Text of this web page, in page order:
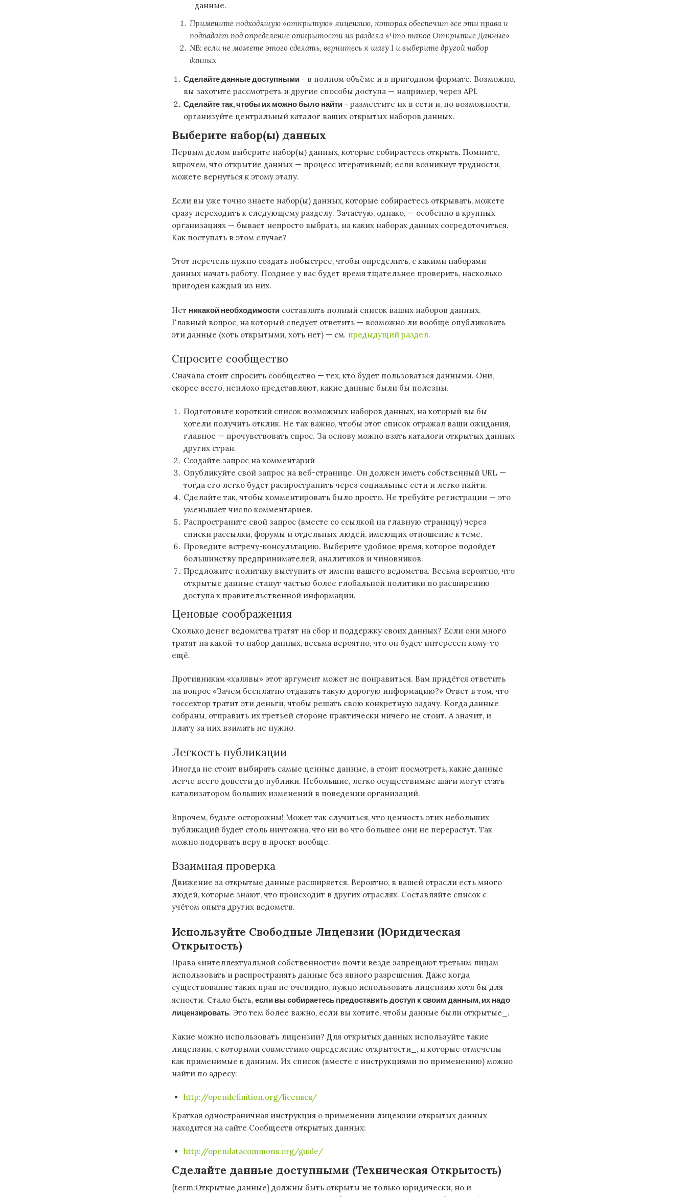
данные.
Примените подходящую «открытую» лицензию, которая обеспечит все эти права и
подпадает под определение открытости из раздела «Что такое Открытые Данные»
NB: если не можете этого сделать, вернитесь к шагу 1 и выберите другой набор
данных
Сделайте данные доступными- в полном объёме и в пригодном формате. Возможно,
вы захотите рассмотреть и другие способы доступа — например, через API.
Сделайте так, чтобы их можно было найти- разместите их в сети и, по возможности,
организуйте центральный каталог ваших открытых наборов данных.
Выберите набор(ы) данных
Первым делом выберите набор(ы) данных, которые собираетесь открыть. Помните,
впрочем, что открытие данных — процесс итеративный; если возникнут трудности,
можете вернуться к этому этапу.
Если вы уже точно знаете набор(ы) данных, которые собираетесь открывать, можете
сразу переходить к следующему разделу. Зачастую, однако, — особенно в крупных
организациях — бывает непросто выбрать, на каких наборах данных сосредоточиться.
Как поступать в этом случае?
Этот перечень нужно создать побыстрее, чтобы определить, с какими наборами
данных начать работу. Позднее у вас будет время тщательнее проверить, насколько
пригоден каждый из них.
Нет никакой необходимости составлять полный список ваших наборов данных.
Главный вопрос, на который следует ответить — возможно ли вообще опубликовать
эти данные (хоть открытыми, хоть нет) — см. предыдущий раздел.
Спросите сообщество
Сначала стоит спросить сообщество — тех, кто будет пользоваться данными. Они,
скорее всего, неплохо представляют, какие данные были бы полезны.
Подготовьте короткий список возможных наборов данных, на который вы бы
хотели получить отклик. Не так важно, чтобы этот список отражал ваши ожидания,
главное — прочувствовать спрос. За основу можно взять каталоги открытых данных
других стран.
Создайте запрос на комментарий
Опубликуйте свой запрос на веб-странице. Он должен иметь собственный URL —
тогда его легко будет распространить через социальные сети и легко найти.
Сделайте так, чтобы комментировать было просто. Не требуйте регистрации — это
уменьшает число комментариев.
Распространите свой запрос (вместе со ссылкой на главную страницу) через
списки рассылки, форумы и отдельных людей, имеющих отношение к теме.
Проведите встречу-консультацию. Выберите удобное время, которое подойдет
большинству предпринимателей, аналитиков и чиновников.
Предложите политику выступить от имени вашего ведомства. Весьма вероятно, что
открытые данные станут частью более глобальной политики по расширению
доступа к правительственной информации.
Ценовые соображения
Сколько денег ведомства тратят на сбор и поддержку своих данных? Если они много
тратят на какой-то набор данных, весьма вероятно, что он будет интересен кому-то
ещё.
Противникам «халявы» этот аргумент может не понравиться. Вам придётся ответить
на вопрос «Зачем бесплатно отдавать такую дорогую информацию?» Ответ в том, что
госсектор тратит эти деньги, чтобы решать свою конкретную задачу. Когда данные
собраны, отправить их третьей стороне практически ничего не стоит. А значит, и
плату за них взимать не нужно.
Легкость публикации
Иногда не стоит выбирать самые ценные данные, а стоит посмотреть, какие данные
легче всего довести до публики. Небольшие, легко осуществимые шаги могут стать
катализатором больших изменений в поведении организаций.
Впрочем, будьте осторожны! Может так случиться, что ценность этих небольших
публикаций будет столь ничтожна, что ни во что большее они не перерастут. Так
можно подорвать веру в проект вообще.
Взаимная проверка
Движение за открытые данные расширяется. Вероятно, в вашей отрасли есть много
людей, которые знают, что происходит в других отраслях. Составляйте список с
учётом опыта других ведомств.
Используйте Свободные Лицензии (Юридическая
Открытость)
Права «интеллектуальной собственности» почти везде запрещают третьим лицам
использовать и распространять данные без явного разрешения. Даже когда
существование таких прав не очевидно, нужно использовать лицензию хотя бы для
ясности. Стало быть, если вы собираетесь предоставить доступ к своим данным, их надо
лицензировать. Это тем более важно, если вы хотите, чтобы данные были открытые_.
Какие можно использовать лицензии? Для открытых данных используйте такие
лицензии, с которыми совместимо определение открытости_, и которые отмечены
как применимые к данным. Их список (вместе с инструкциями по применению) можно
найти по адресу:
http://opendefinition.org/licenses/
Краткая одностраничная инструкция о применении лицензии открытых данных
находится на сайте Сообществ открытых данных:
http://opendatacommons.org/guide/
Сделайте данные доступными (Техническая Открытость)
{term:Открытые данные} должны быть открыты не только юридически, но и